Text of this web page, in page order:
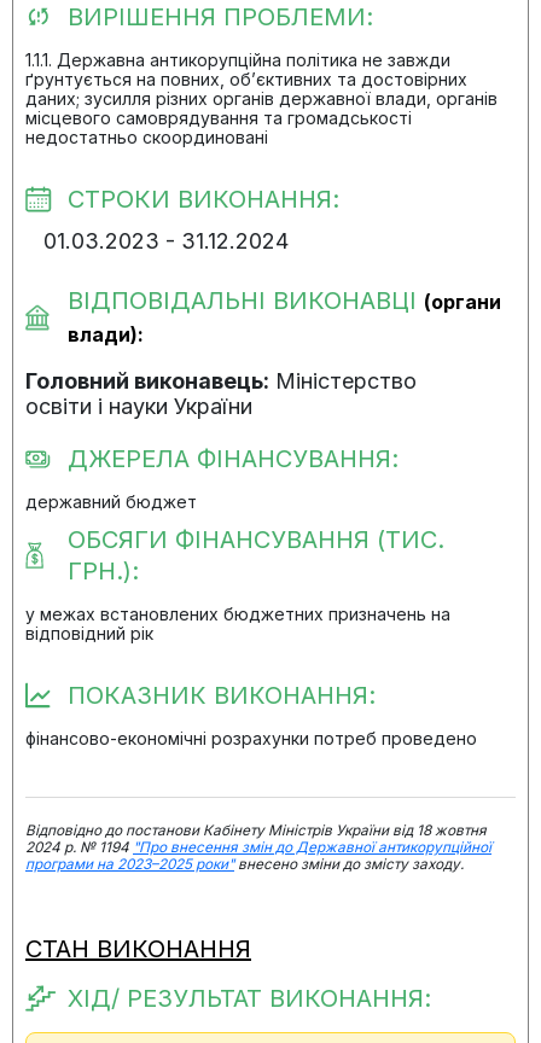
ВИРІШЕННЯ ПРОБЛЕМИ:
1.1.1. Державна антикорупційна політика не завжди
ґрунтується на повних, об’єктивних та достовірних
даних; зусилля різних органів державної влади, органів
місцевого самоврядування та громадськості
недостатньо скоординовані
СТРОКИ ВИКОНАННЯ:
01.03.2023 - 31.12.2024
ВІДПОВІДАЛЬНІ ВИКОНАВЦІ (органи
влади):
Головний виконавець: Міністерство
освіти і науки України
ДЖЕРЕЛА ФІНАНСУВАННЯ:
державний бюджет
ОБСЯГИ ФІНАНСУВАННЯ (ТИС.
ГРН.):
у межах встановлених бюджетних призначень на
відповідний рік
ПОКАЗНИК ВИКОНАННЯ:
фінансово-економічні розрахунки потреб проведено
Відповідно до постанови Кабінету Міністрів України від 18 жовтня
2024 р. № 1194 "Про внесення змін до Державної антикорупційної
програми на 2023–2025 роки"внесено зміни до змісту заходу.
СТАН ВИКОНАННЯ
ХІД/ РЕЗУЛЬТАТ ВИКОНАННЯ: